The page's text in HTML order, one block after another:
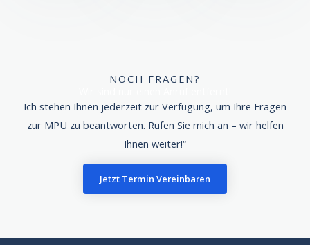
NOCH FRAGEN?
Ich stehen Ihnen jederzeit zur Verfügung, um Ihre Fragen
zur MPU zu beantworten. Rufen Sie mich an – wir helfen
Ihnen weiter!“
Jetzt Termin Vereinbaren